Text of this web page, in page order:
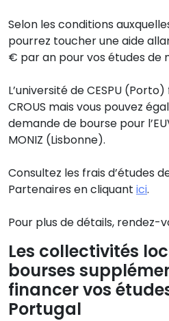
Selon les conditions
pourrez toucher une aide
€ par an pour vos études de
L’université de CESPU
CROUS mais vous pouvez
demande de bourse pour
MONIZ (Lisbonne).
Consultez les frais d’études
Partenaires en cliquant ici.
Pour plus de détails, rendez-
Les collectivités
bourses
financer vos
Portugal